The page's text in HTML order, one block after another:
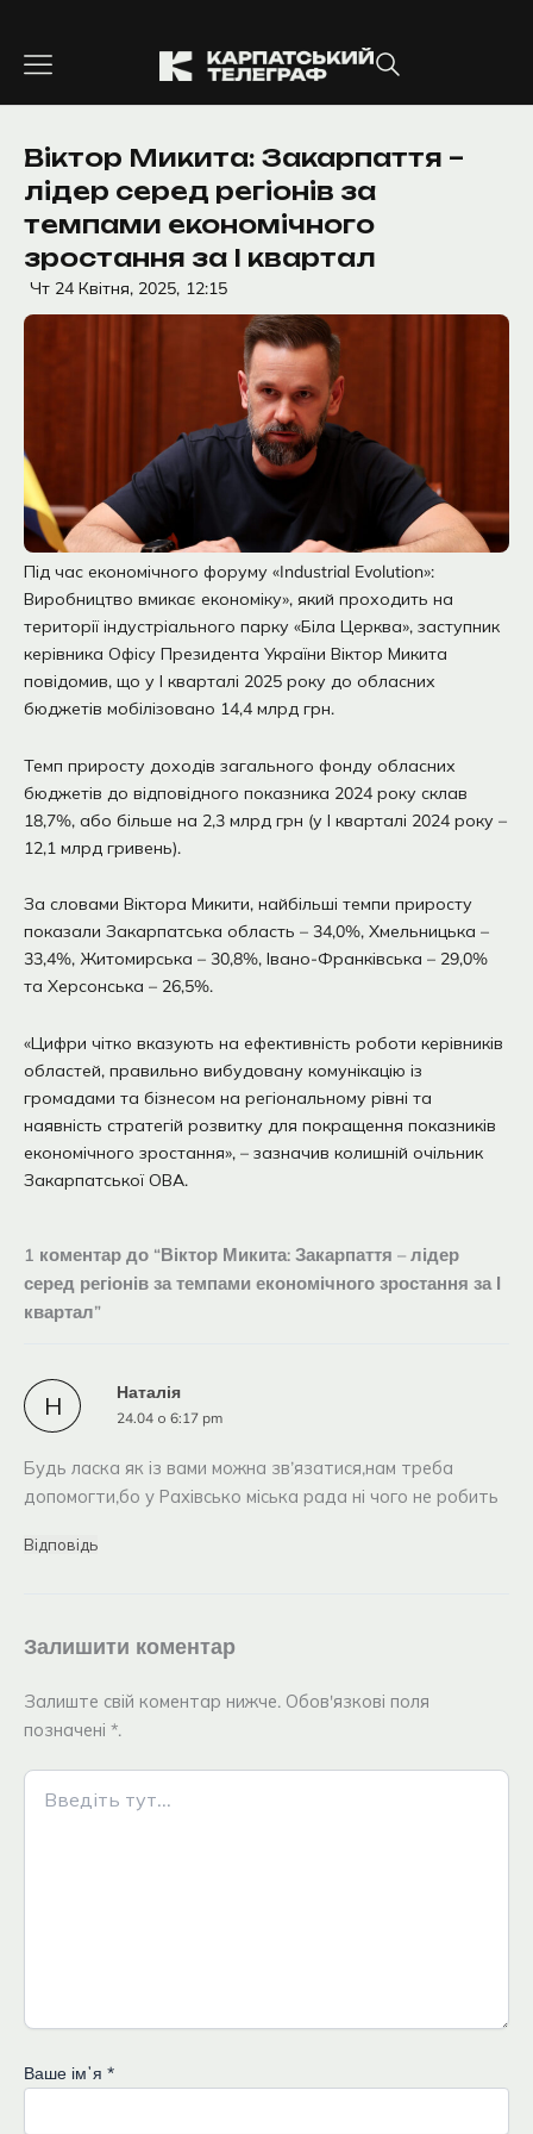
вмісту
Віктор Микита: Закарпаття –
лідер серед регіонів за
темпами економічного
зростання за І квартал
Чт 24 Квітня, 2025, 12:15
Під час економічного форуму «Industrial Evolution»:
Виробництво вмикає економіку», який проходить на
території індустріального парку «Біла Церква», заступник
керівника Офісу Президента України Віктор Микита
повідомив, що у І кварталі 2025 року до обласних
бюджетів мобілізовано 14,4 млрд грн.
Темп приросту доходів загального фонду обласних
бюджетів до відповідного показника 2024 року склав
18,7%, або більше на 2,3 млрд грн (у І кварталі 2024 року –
12,1 млрд гривень).
За словами Віктора Микити, найбільші темпи приросту
показали Закарпатська область – 34,0%, Хмельницька –
33,4%, Житомирська – 30,8%, Івано-Франківська – 29,0%
та Херсонська – 26,5%.
«Цифри чітко вказують на ефективність роботи керівників
областей, правильно вибудовану комунікацію із
громадами та бізнесом на регіональному рівні та
наявність стратегій розвитку для покращення показників
економічного зростання», – зазначив колишній очільник
Закарпатської ОВА.
1 коментар до “Віктор Микита: Закарпаття – лідер
серед регіонів за темпами економічного зростання за І
квартал”
Н Наталія
24.04 о 6:17 pm
Будь ласка як із вами можна зв’язатися,нам треба
допомогти,бо у Рахівсько міська рада ні чого не робить
Відповідь
Залишити коментар
Залиште свій коментар нижче. Обов'язкові поля
позначені *.
Введіть
тут...
Ваше імʼя *